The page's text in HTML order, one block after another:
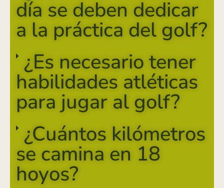
día se deben dedicar
a la práctica del golf?
¿Es necesario tener
habilidades atléticas
para jugar al golf?
¿Cuántos kilómetros
se camina en 18
hoyos?